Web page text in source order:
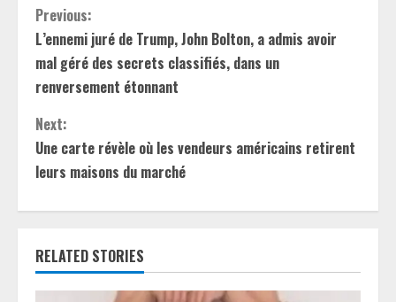
C
o
n
t
i
n
u
e
Previous:
L’ennemi juré de Trump, John Bolton, a admis avoir
mal géré des secrets classifiés, dans un
renversement étonnant
Next:
Une carte révèle où les vendeurs américains retirent
leurs maisons du marché
RELATED STORIES